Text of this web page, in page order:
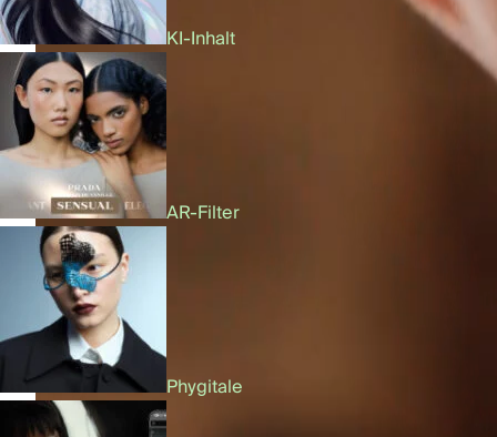
KI-Inhalt
AR-Filter
Phygitale